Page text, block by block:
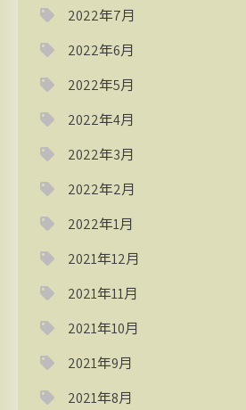
2022年7月
2022年6月
2022年5月
2022年4月
2022年3月
2022年2月
2022年1月
2021年12月
2021年11月
2021年10月
2021年9月
2021年8月